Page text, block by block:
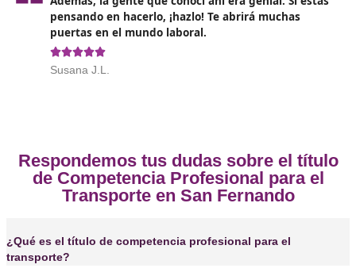
Opiniones sobre el
❝ La verdad es que tenía mis dudas, pero me
hacer el curso con DAC docencia en San
fue lo mejor que pude hacer. Aprendí un
dudes, es una gran inversión!
